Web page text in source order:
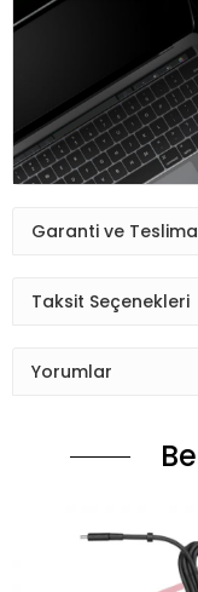
Garanti ve
Taksit Seçenekleri
Yorumlar